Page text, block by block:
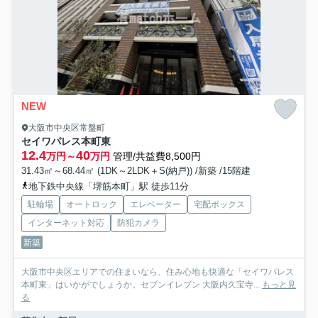
NEW
大阪市中央区常盤町
セイワパレス本町東
12.4万円～40万円 管理/共益費8,500円
31.43㎡～68.44㎡ (1DK～2LDK＋S(納戸)) /新築 /15階建
地下鉄中央線「堺筋本町」駅 徒歩11分
駐輪場 オートロック エレベーター
宅配ボックス
インターネット対応
防犯カメラ
新築
大阪市中央区エリアでの住まいなら、住み心地も快適な「セイワパレス
本町東」はいかがでしょうか。セブンイレブン 大阪内久宝寺... もっと見
る